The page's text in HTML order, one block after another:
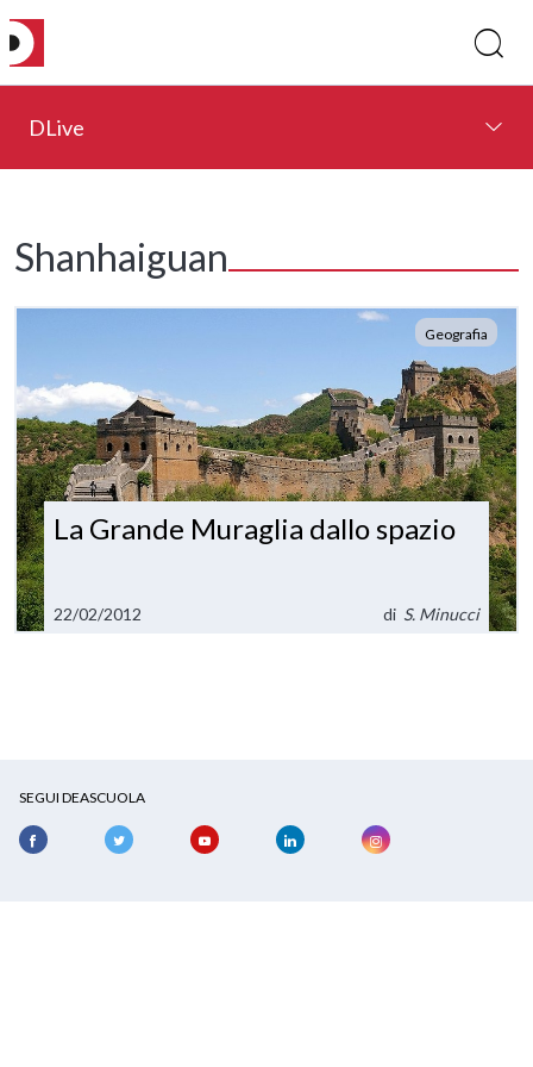
DLive
Shanhaiguan
Geografia
La Grande Muraglia dallo spazio
22/02/2012 di S. Minucci
SEGUI DEASCUOLA